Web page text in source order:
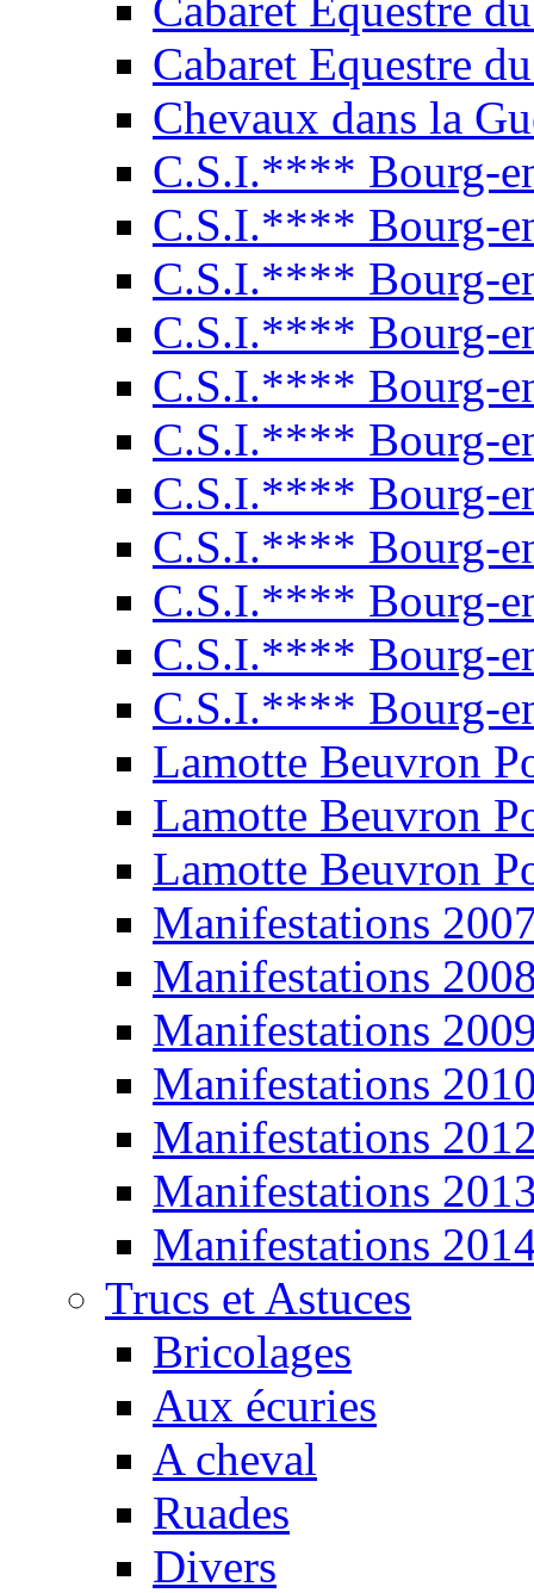
Cabaret Equestre
Chevaux dans la
C.S.I.**** Bourg-
C.S.I.**** Bourg-
C.S.I.**** Bourg-
C.S.I.**** Bourg-
C.S.I.**** Bourg-
C.S.I.**** Bourg-
C.S.I.**** Bourg-
C.S.I.**** Bourg-
C.S.I.**** Bourg-
C.S.I.**** Bourg-
C.S.I.**** Bourg-
Lamotte Beuvron
Lamotte Beuvron
Lamotte Beuvron
Manifestations
Manifestations
Manifestations
Manifestations
Manifestations
Manifestations
Manifestations
Trucs et Astuces
Bricolages
Aux écuries
A cheval
Ruades
Divers